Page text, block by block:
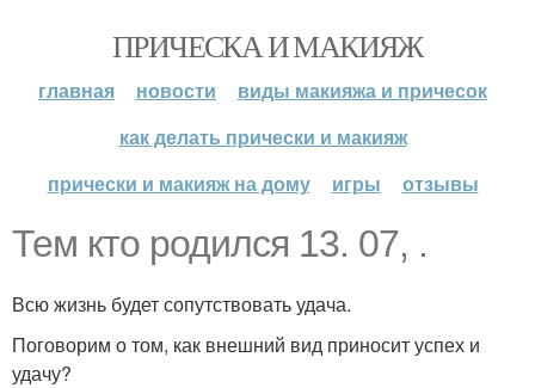
ПРИЧЕСКА И МАКИЯЖ
главная новости
виды макияжа и причесок
как делать прически и макияж
прически и макияж на дому
игры отзывы
Тем кто родился 13. 07, .
Всю жизнь будет сопутствовать удача.
Поговорим о том, как внешний вид приносит успех и
удачу?